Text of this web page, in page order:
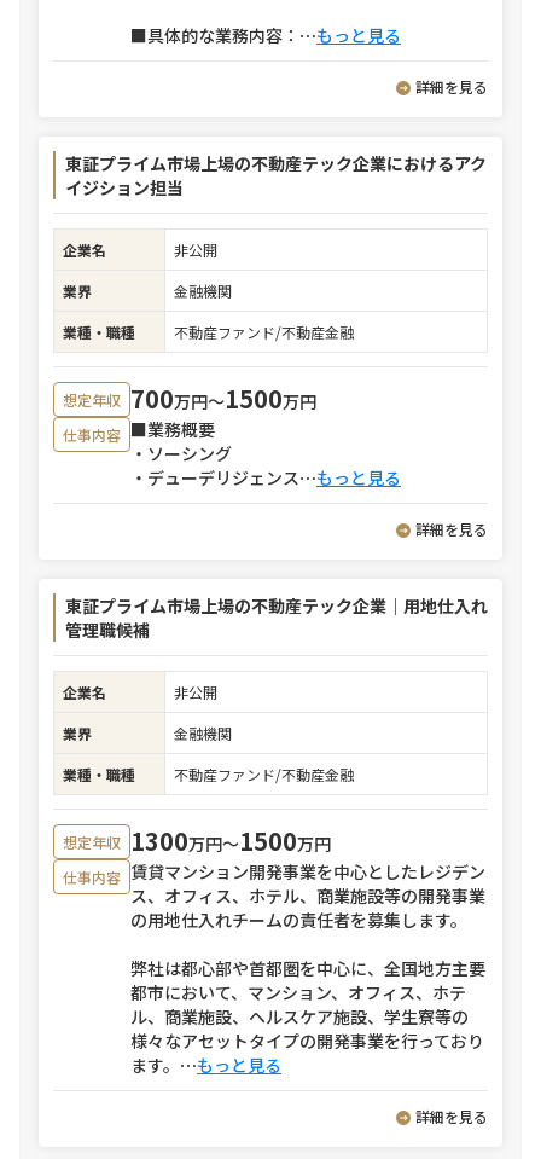
■具体的な業務内容： ⋯もっと見る
詳細を見る
東証プライム市場上場の不動産テック企業におけるアク
イジション担当
企業名
非公開
業界
金融機関
業種・職種
不動産ファンド/不動産金融
想定年収 700万円〜1500万円
仕事内容 ■業務概要
・ソーシング
・デューデリジェンス⋯もっと見る
詳細を見る
東証プライム市場上場の不動産テック企業｜用地仕入れ
管理職候補
企業名
非公開
業界
金融機関
業種・職種
不動産ファンド/不動産金融
想定年収 1300万円〜1500万円
仕事内容 賃貸マンション開発事業を中心としたレジデン
ス、オフィス、ホテル、商業施設等の開発事業
の用地仕入れチームの責任者を募集します。
弊社は都心部や首都圏を中心に、全国地方主要
都市において、マンション、オフィス、ホテ
ル、商業施設、ヘルスケア施設、学生寮等の
様々なアセットタイプの開発事業を行っており
ます。 ⋯もっと見る
詳細を見る